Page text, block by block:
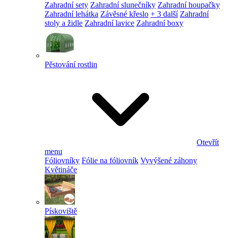
Zahradní sety Zahradní slunečníky Zahradní houpačky
Zahradní lehátka Závěsné křeslo + 3 další Zahradní
stoly a židle Zahradní lavice Zahradní boxy
Pěstování rostlin
Otevřít
menu
Fóliovníky Fólie na fóliovník Vyvýšené záhony
Květináče
Pískoviště